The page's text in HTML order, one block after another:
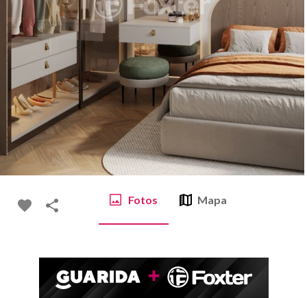
Fotos Mapa